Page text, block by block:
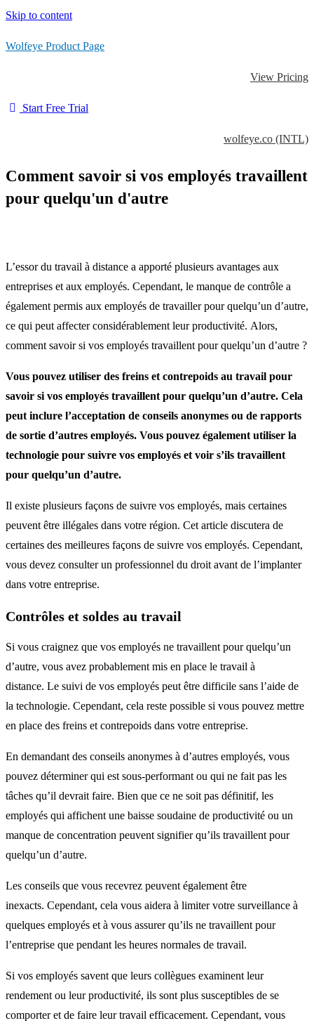
Skip to content
Wolfeye Product Page
View Pricing
Start Free Trial
wolfeye.co (INTL)
Comment savoir si vos employés travaillent
pour quelqu'un d'autre
L’essor du travail à distance a apporté plusieurs avantages aux
entreprises et aux employés. Cependant, le manque de contrôle a
également permis aux employés de travailler pour quelqu’un d’autre,
ce qui peut affecter considérablement leur productivité. Alors,
comment savoir si vos employés travaillent pour quelqu’un d’autre ?
Vous pouvez utiliser des freins et contrepoids au travail pour
savoir si vos employés travaillent pour quelqu’un d’autre. Cela
peut inclure l’acceptation de conseils anonymes ou de rapports
de sortie d’autres employés. Vous pouvez également utiliser la
technologie pour suivre vos employés et voir s’ils travaillent
pour quelqu’un d’autre.
Il existe plusieurs façons de suivre vos employés, mais certaines
peuvent être illégales dans votre région. Cet article discutera de
certaines des meilleures façons de suivre vos employés. Cependant,
vous devez consulter un professionnel du droit avant de l’implanter
dans votre entreprise.
Contrôles et soldes au travail
Si vous craignez que vos employés ne travaillent pour quelqu’un
d’autre, vous avez probablement mis en place le travail à
distance. Le suivi de vos employés peut être difficile sans l’aide de
la technologie. Cependant, cela reste possible si vous pouvez mettre
en place des freins et contrepoids dans votre entreprise.
En demandant des conseils anonymes à d’autres employés, vous
pouvez déterminer qui est sous-performant ou qui ne fait pas les
tâches qu’il devrait faire. Bien que ce ne soit pas définitif, les
employés qui affichent une baisse soudaine de productivité ou un
manque de concentration peuvent signifier qu’ils travaillent pour
quelqu’un d’autre.
Les conseils que vous recevrez peuvent également être
inexacts. Cependant, cela vous aidera à limiter votre surveillance à
quelques employés et à vous assurer qu’ils ne travaillent pour
l’entreprise que pendant les heures normales de travail.
Si vos employés savent que leurs collègues examinent leur
rendement ou leur productivité, ils sont plus susceptibles de se
comporter et de faire leur travail efficacement. Cependant, vous